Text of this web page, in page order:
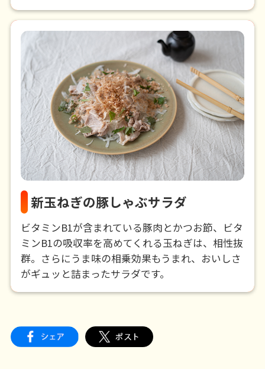
新玉ねぎの豚しゃぶサラダ
ビタミンB1が含まれている豚肉とかつお節、ビタ
ミンB1の吸収率を高めてくれる玉ねぎは、相性抜
群。さらにうま味の相乗効果もうまれ、おいしさ
がギュッと詰まったサラダです。